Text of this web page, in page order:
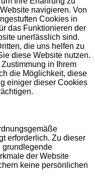
navigieren. Von
Cookies in
das Funktionieren der
unerlässlich sind.
die uns helfen zu
diese Website nutzen.
in Ihrem
die Möglichkeit, diese
einiger dieser Cookies
erforderlich. Zu dieser
grundlegende
der Website
keine persönlichen